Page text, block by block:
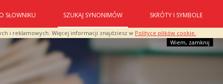
i reklamowych. Więcej informacji znajdziesz w Polityce plików cookie.
Wiem, zamknij
O SŁOWNIKU SZUKAJ SYNONIMÓW SKRÓTY I SYMBOLE